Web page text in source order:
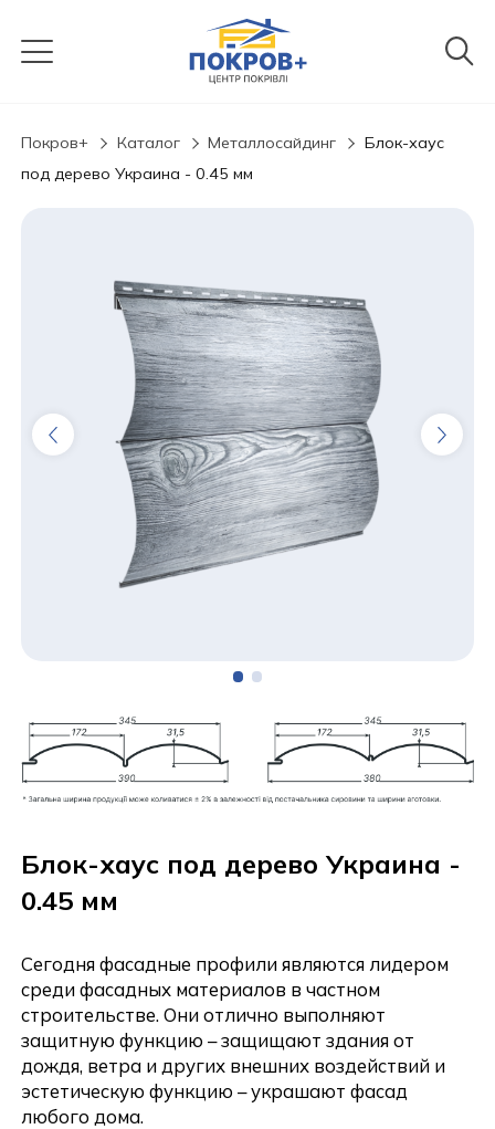
Покров+ Каталог Металлосайдинг
Блок-хаус
под дерево Украина - 0.45 мм
Блок-хаус под дерево Украина -
0.45 мм
Сегодня фасадные профили являются лидером
среди фасадных материалов в частном
строительстве. Они отлично выполняют
защитную функцию – защищают здания от
дождя, ветра и других внешних воздействий и
эстетическую функцию – украшают фасад
любого дома.